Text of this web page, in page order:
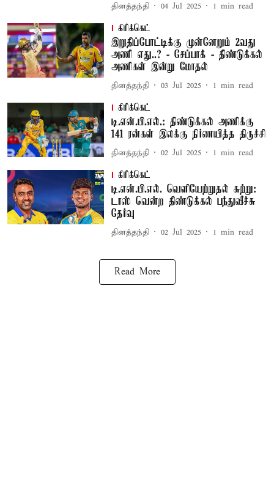
தினத்தந்தி 04 Jul 2025 1 min read
கிரிக்கெட்
இறுதிப்போட்டிக்கு முன்னேறும் 2வது
அணி எது..? - சேப்பாக் - திண்டுக்கல்
அணிகள் இன்று மோதல்
தினத்தந்தி 03 Jul 2025 1 min read
கிரிக்கெட்
டி.என்.பி.எல்.: திண்டுக்கல் அணிக்கு
141 ரன்கள் இலக்கு நிர்ணயித்த திருச்சி
தினத்தந்தி 02 Jul 2025 1 min read
கிரிக்கெட்
டி.என்.பி.எல். வெளியேற்றுதல் சுற்று:
டாஸ் வென்ற திண்டுக்கல் பந்துவீச்சு
தேர்வு
தினத்தந்தி 02 Jul 2025 1 min read
Read More